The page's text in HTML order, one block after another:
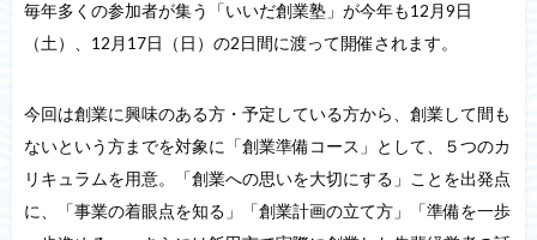
毎年多くの参加者が集う「いいだ創業塾」が今年も12月9日
（土）、12月17日（日）の2日間に渡って開催されます。
今回は創業に興味のある方・予定している方から、創業して間も
ないという方までを対象に「創業準備コース」として、５つのカ
リキュラムを用意。「創業への思いを大切にする」ことを出発点
に、「事業の着眼点を知る」「創業計画の立て方」「準備を一歩